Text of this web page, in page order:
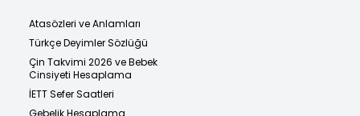
Atasözleri ve Anlamları
Türkçe Deyimler Sözlüğü
Çin Takvimi 2026 ve Bebek
Cinsiyeti Hesaplama
İETT Sefer Saatleri